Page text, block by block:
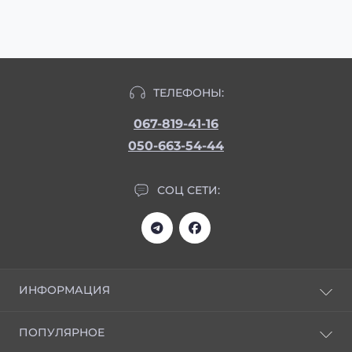
ТЕЛЕФОНЫ:
067-819-41-16
050-663-54-44
СОЦ СЕТИ:
ИНФОРМАЦИЯ
Отзывы
ПОПУЛЯРНОЕ